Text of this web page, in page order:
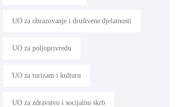
UO za obrazovanje i društvene djelatnosti
UO za poljoprivredu
UO za turizam i kulturu
UO za zdravstvo i socijalnu skrb